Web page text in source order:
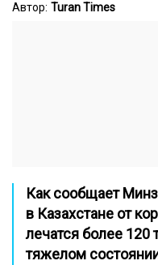
Автор: Turan Times
Как сообщает
в Казахстане от
лечатся более 120
тяжелом